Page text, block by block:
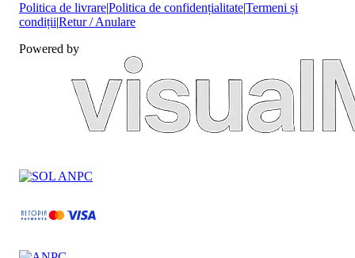
Politica de livrare|Politica de confidențialitate|Termeni și
condiții|Retur / Anulare
Powered by